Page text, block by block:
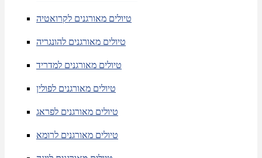
טיולים מאורגנים לקרואטיה
טיולים מאורגנים להונגריה
טיולים מאורגנים למדריד
טיולים מאורגנים לפולין
טיולים מאורגנים לפראג
טיולים מאורגנים לרומא